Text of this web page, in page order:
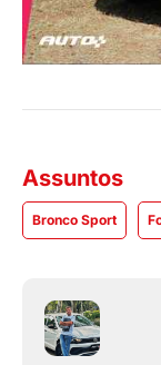
Assuntos
Bronco Sport